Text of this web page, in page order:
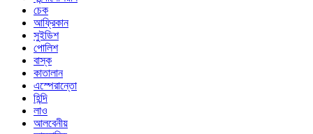
চেক
আফ্রিকান
সুইডিশ
পোলিশ
বাস্ক
কাতালান
এস্পেরান্তো
হিন্দি
লাও
আলবেনীয়